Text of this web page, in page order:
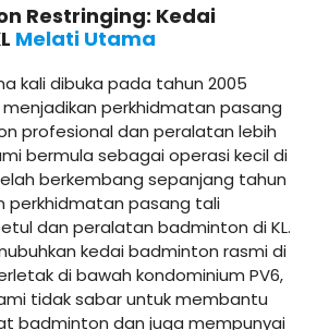
Restringing: Kedai
Melati Utama
kali dibuka pada tahun 2005
perkhidmatan pasang
profesional dan peralatan lebih
bermula sebagai operasi kecil di
berkembang sepanjang tahun
perkhidmatan pasang tali
dan peralatan badminton di KL.
kedai badminton rasmi di
di bawah kondominium PV6,
tidak sabar untuk membantu
badminton dan juga mempunyai